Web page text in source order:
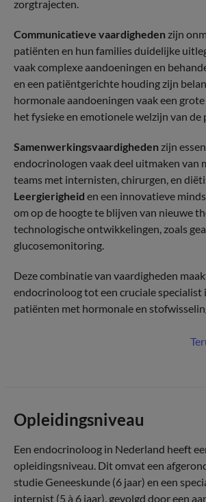
zorgtrajecten.
Communicatieve vaardigheden zijn
patiënten en hun families duidelijke
vaak complexe aandoeningen en
en een patiëntgerichte houding zijn
hormonale aandoeningen vaak een
het fysieke en emotionele welzijn van de
Samenwerkingsvaardigheden zijn
endocrinologen vaak deel uitmaken van
teams met internisten, chirurgen, en
Leergierigheid en een innovatieve
om op de hoogte te blijven van nieuwe
technologische ontwikkelingen, zoals
glucosemonitoring.
Deze combinatie van vaardigheden
endocrinoloog tot een cruciale specialist
patiënten met hormonale en
Opleidingsniveau
Een endocrinoloog in Nederland heeft
opleidingsniveau. Dit omvat een
studie Geneeskunde (6 jaar) en een
internist (5 à 6 jaar), gevolgd door een